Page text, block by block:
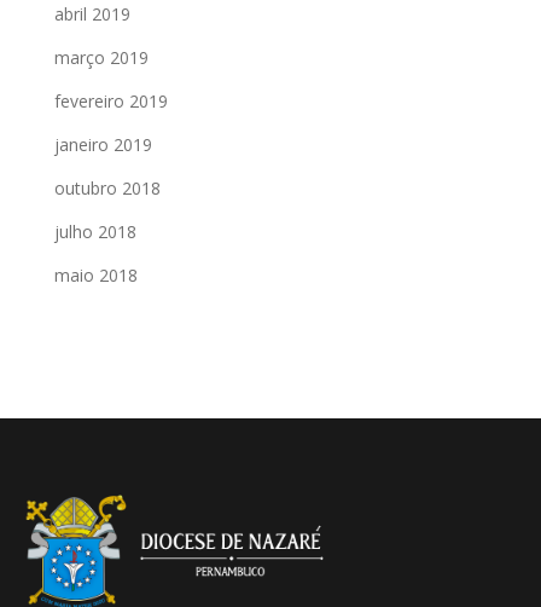
abril 2019
março 2019
fevereiro 2019
janeiro 2019
outubro 2018
julho 2018
maio 2018